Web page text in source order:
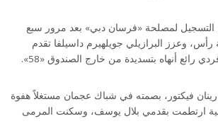
التسجيل لمصلحة «فرسان دبي» بعد مرور سبع
وعزز البرازيلي جويلهيرم داسيلفا تقدم
رائع أنهاه بتسديدة من خارج الصندوق «58».
رينان فيكتور، بصمته في شباك عجمان مستغلاً هفوة
ارتطمت بقدمي بلال يوسف، وسكنت المرمى